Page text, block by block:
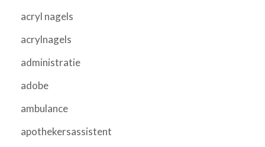
acryl nagels
acrylnagels
administratie
adobe
ambulance
apothekersassistent